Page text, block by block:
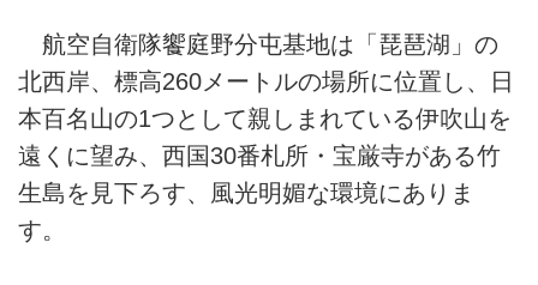
航空自衛隊饗庭野分屯基地は「琵琶湖」の
北西岸、標高260メートルの場所に位置し、日
本百名山の1つとして親しまれている伊吹山を
遠くに望み、西国30番札所・宝厳寺がある竹
生島を見下ろす、風光明媚な環境にありま
す。